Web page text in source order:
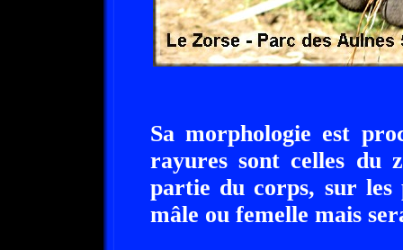
Sa morphologie est
rayures sont celles du
partie du corps, sur
mâle ou femelle mais